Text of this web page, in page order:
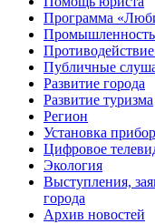
Программа
Промышленность
Публичные
Развитие города
Развитие туризма
Регион
Установка
Цифровое
Экология
Выступления,
города
Архив новостей